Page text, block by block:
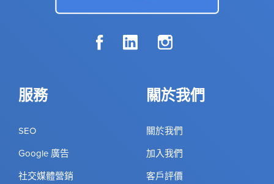
服務
SEO
Google 廣告
社交媒體營銷
關於我們
關於我們
加入我們
客戶評價